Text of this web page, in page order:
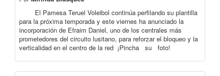
El Pamesa Teruel Voleibol continúa perfilando su plantilla
para la próxima temporada y este viernes ha anunciado la
incorporación de Efraim Daniel, uno de los centrales más
prometedores del circuito lusitano, para reforzar el bloqueo y la
verticalidad en el centro de la red ¡Pincha su foto!